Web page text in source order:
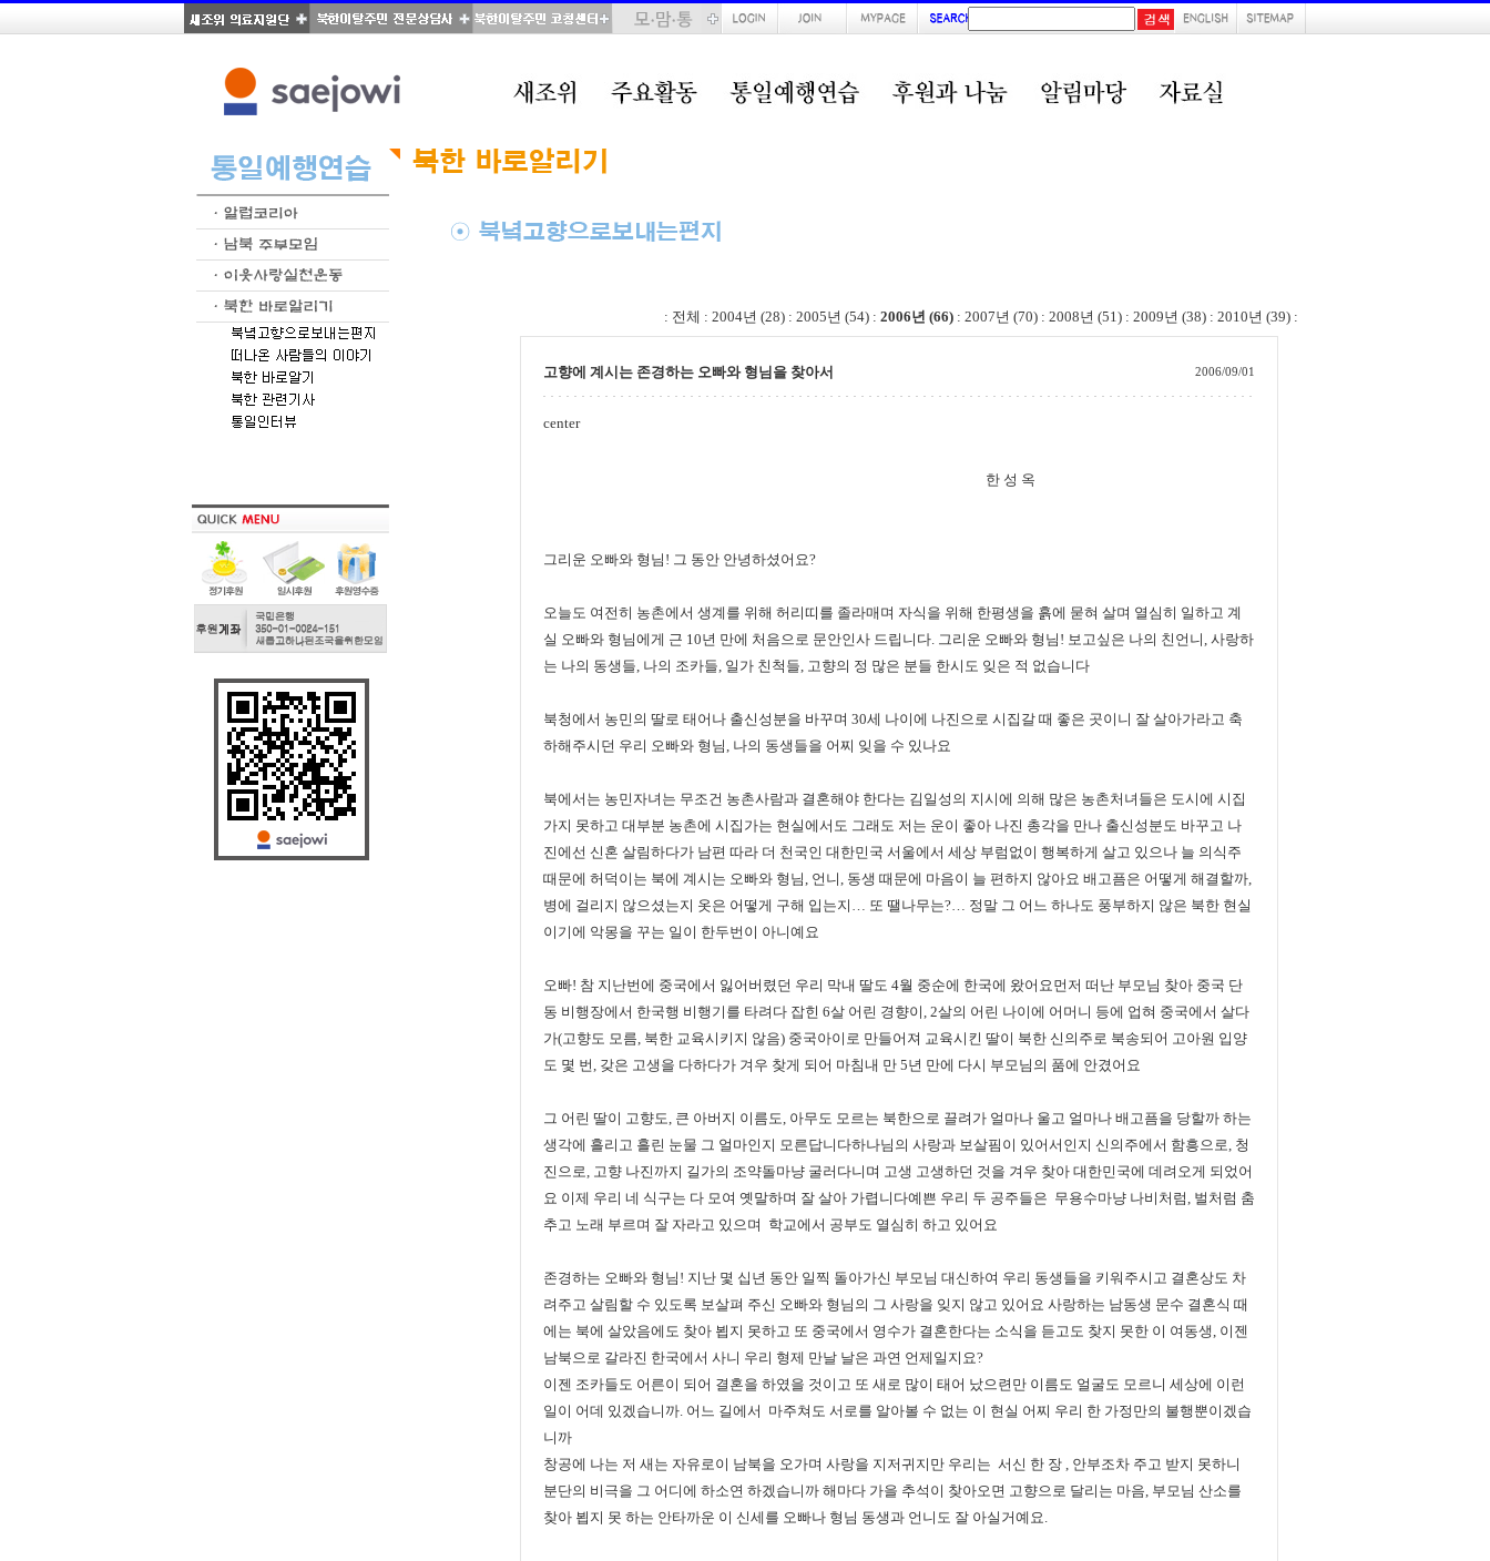
: 전체 : 2004년 (28) : 2005년 (54) : 2006년 (66) : 2007년 (70) : 2008년 (51) : 2009년 (38) : 2010년 (39) :
고향에 계시는 존경하는 오빠와 형님을 찾아서 2006/09/01
center
한 성 옥
그리운 오빠와 형님! 그 동안 안녕하셨어요?
오늘도 여전히 농촌에서 생계를 위해 허리띠를 졸라매며 자식을 위해 한평생을 흙에 묻혀 살며 열심히 일하고 계
실 오빠와 형님에게 근 10년 만에 처음으로 문안인사 드립니다. 그리운 오빠와 형님! 보고싶은 나의 친언니, 사랑하
는 나의 동생들, 나의 조카들, 일가 친척들, 고향의 정 많은 분들 한시도 잊은 적 없습니다
북청에서 농민의 딸로 태어나 출신성분을 바꾸며 30세 나이에 나진으로 시집갈 때 좋은 곳이니 잘 살아가라고 축
하해주시던 우리 오빠와 형님, 나의 동생들을 어찌 잊을 수 있나요
북에서는 농민자녀는 무조건 농촌사람과 결혼해야 한다는 김일성의 지시에 의해 많은 농촌처녀들은 도시에 시집
가지 못하고 대부분 농촌에 시집가는 현실에서도 그래도 저는 운이 좋아 나진 총각을 만나 출신성분도 바꾸고 나
진에선 신혼 살림하다가 남편 따라 더 천국인 대한민국 서울에서 세상 부럼없이 행복하게 살고 있으나 늘 의식주
때문에 허덕이는 북에 계시는 오빠와 형님, 언니, 동생 때문에 마음이 늘 편하지 않아요 배고픔은 어떻게 해결할까,
병에 걸리지 않으셨는지 옷은 어떻게 구해 입는지… 또 땔나무는?… 정말 그 어느 하나도 풍부하지 않은 북한 현실
이기에 악몽을 꾸는 일이 한두번이 아니예요
오빠! 참 지난번에 중국에서 잃어버렸던 우리 막내 딸도 4월 중순에 한국에 왔어요먼저 떠난 부모님 찾아 중국 단
동 비행장에서 한국행 비행기를 타려다 잡힌 6살 어린 경향이, 2살의 어린 나이에 어머니 등에 업혀 중국에서 살다
가(고향도 모름, 북한 교육시키지 않음) 중국아이로 만들어져 교육시킨 딸이 북한 신의주로 북송되어 고아원 입양
도 몇 번, 갖은 고생을 다하다가 겨우 찾게 되어 마침내 만 5년 만에 다시 부모님의 품에 안겼어요
그 어린 딸이 고향도, 큰 아버지 이름도, 아무도 모르는 북한으로 끌려가 얼마나 울고 얼마나 배고픔을 당할까 하는
생각에 흘리고 흘린 눈물 그 얼마인지 모른답니다하나님의 사랑과 보살핌이 있어서인지 신의주에서 함흥으로, 청
진으로, 고향 나진까지 길가의 조약돌마냥 굴러다니며 고생 고생하던 것을 겨우 찾아 대한민국에 데려오게 되었어
요 이제 우리 네 식구는 다 모여 옛말하며 잘 살아 가렵니다예쁜 우리 두 공주들은 무용수마냥 나비처럼, 벌처럼 춤
추고 노래 부르며 잘 자라고 있으며 학교에서 공부도 열심히 하고 있어요
존경하는 오빠와 형님! 지난 몇 십년 동안 일찍 돌아가신 부모님 대신하여 우리 동생들을 키워주시고 결혼상도 차
려주고 살림할 수 있도록 보살펴 주신 오빠와 형님의 그 사랑을 잊지 않고 있어요 사랑하는 남동생 문수 결혼식 때
에는 북에 살았음에도 찾아 뵙지 못하고 또 중국에서 영수가 결혼한다는 소식을 듣고도 찾지 못한 이 여동생, 이젠
남북으로 갈라진 한국에서 사니 우리 형제 만날 날은 과연 언제일지요?
이젠 조카들도 어른이 되어 결혼을 하였을 것이고 또 새로 많이 태어 났으련만 이름도 얼굴도 모르니 세상에 이런
일이 어데 있겠습니까. 어느 길에서 마주쳐도 서로를 알아볼 수 없는 이 현실 어찌 우리 한 가정만의 불행뿐이겠습
니까
창공에 나는 저 새는 자유로이 남북을 오가며 사랑을 지저귀지만 우리는 서신 한 장 , 안부조차 주고 받지 못하니
분단의 비극을 그 어디에 하소연 하겠습니까 해마다 가을 추석이 찾아오면 고향으로 달리는 마음, 부모님 산소를
찾아 뵙지 못 하는 안타까운 이 신세를 오빠나 형님 동생과 언니도 잘 아실거예요.